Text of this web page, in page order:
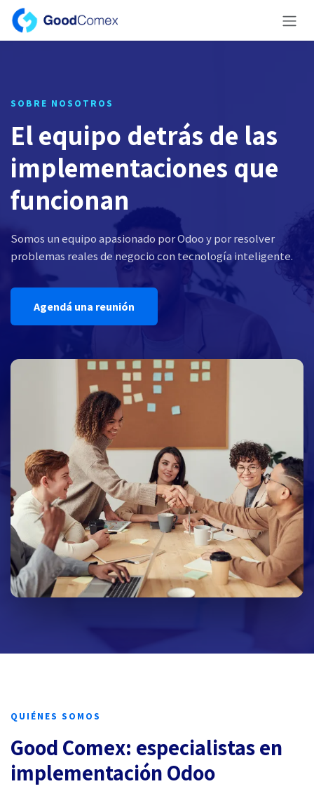
Skip to Content
SOBRE NOSOTROS
El equipo detrás de las
implementaciones que
funcionan
Somos un equipo apasionado por Odoo y por resolver
problemas reales de negocio con tecnología inteligente.
Agendá una reunión
QUIÉNES SOMOS
Good Comex: especialistas en
implementación Odoo